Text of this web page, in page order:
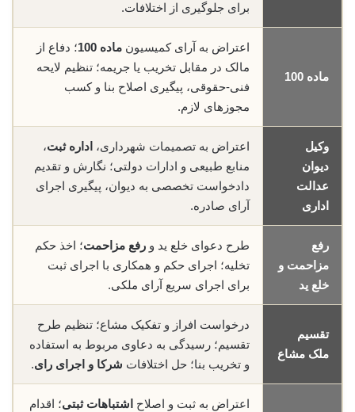
برای جلوگیری از اختلافات.
ماده 100
اعتراض به آرای کمیسیون ماده 100
؛ دفاع از
مالک در مقابل تخریب یا جریمه؛ تنظیم لایحه
فنی-حقوقی، پیگیری اصلاح بنا و کسب
مجوزهای لازم.
وکیل
دیوان
عدالت
اداری
اعتراض به تصمیمات شهرداری، اداره ثبت،
منابع طبیعی و ادارات دولتی؛ نگارش و تقدیم
دادخواست تخصصی به دیوان، پیگیری اجرای
آرای صادره.
رفع
مزاحمت و
خلع ید
طرح دعوای خلع ید و رفع مزاحمت؛ اخذ حکم
تخلیه؛ اجرای حکم و همکاری با اجرای ثبت
برای اجرای سریع آرای ملکی.
تقسیم
ملک مشاع
درخواست افراز و تفکیک مشاع؛ تنظیم طرح
تقسیم؛ رسیدگی به دعاوی مربوط به استفاده
و تخریب بنا؛ حل اختلافات شرکا و اجرای رای.
اعتراض به ثبت و اصلاح اشتباهات ثبتی؛ اقدام